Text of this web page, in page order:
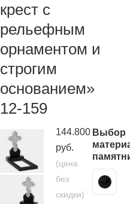
крест с
рельефным
орнаментом и
строгим
основанием»
12-159
144.800
руб.
(цена
без
скидки)
Выбор
Карельский гранит